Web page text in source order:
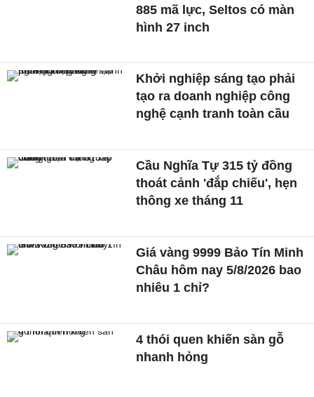
885 mã lực, Seltos có màn
hình 27 inch
Khởi nghiệp sáng tạo phải
tạo ra doanh nghiệp công
nghệ cạnh tranh toàn cầu
Cầu Nghĩa Tự 315 tỷ đồng
thoát cảnh 'đắp chiếu', hẹn
thông xe tháng 11
Giá vàng 9999 Bảo Tín Minh
Châu hôm nay 5/8/2026 bao
nhiêu 1 chỉ?
4 thói quen khiến sàn gỗ
nhanh hỏng